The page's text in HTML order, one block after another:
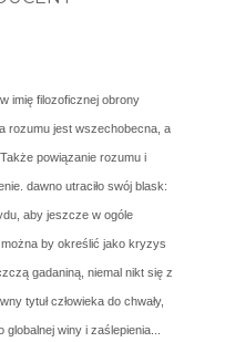
imię filozoficznej obrony
rozumu jest wszechobecna, a
powiązanie rozumu i
dawno utraciło swój blask:
aby jeszcze w ogóle
by określić jako kryzys
gadaniną, niemal nikt się z
tytuł człowieka do chwały,
winy i zaślepienia...